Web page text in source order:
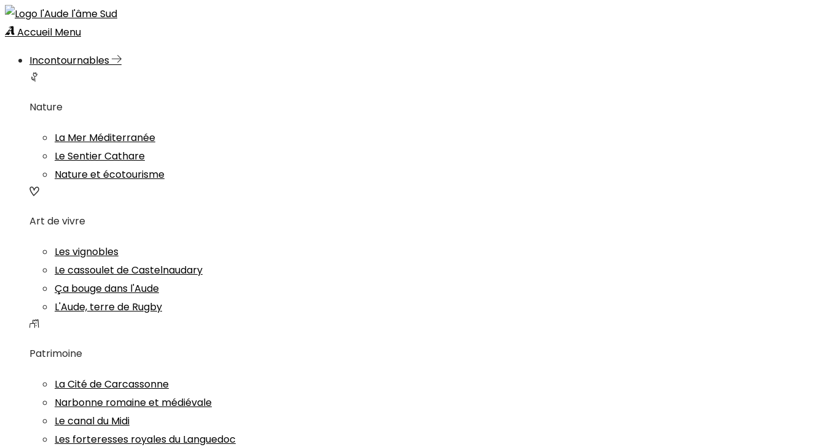
Accueil Menu
Incontournables
Nature
La Mer Méditerranée
Le Sentier Cathare
Nature et écotourisme
Art de vivre
Les vignobles
Le cassoulet de Castelnaudary
Ça bouge dans l'Aude
L'Aude, terre de Rugby
Patrimoine
La Cité de Carcassonne
Narbonne romaine et médiévale
Le canal du Midi
Les forteresses royales du Languedoc